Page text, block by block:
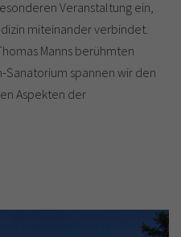
Veranstaltung ein,
miteinander verbindet.
Manns berühmten
Sanatorium spannen wir den
Aspekten der